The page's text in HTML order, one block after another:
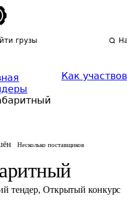
грузы
Как
Несколько поставщиков
тендер, Открытый конкурс